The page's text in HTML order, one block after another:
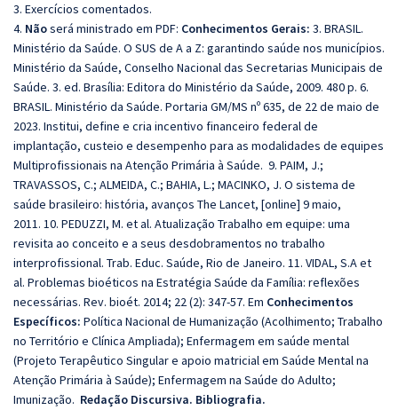
3. Exercícios comentados.
4. Nãoserá ministrado em PDF: Conhecimentos Gerais: 3. BRASIL.
Ministério da Saúde. O SUS de A a Z: garantindo saúde nos municípios.
Ministério da Saúde, Conselho Nacional das Secretarias Municipais de
Saúde. 3. ed. Brasília: Editora do Ministério da Saúde, 2009. 480 p. 6.
BRASIL. Ministério da Saúde. Portaria GM/MS nº 635, de 22 de maio de
2023. Institui, define e cria incentivo financeiro federal de
implantação, custeio e desempenho para as modalidades de equipes
Multiprofissionais na Atenção Primária à Saúde. 9. PAIM, J.;
TRAVASSOS, C.; ALMEIDA, C.; BAHIA, L.; MACINKO, J. O sistema de
saúde brasileiro: história, avanços The Lancet, [online] 9 maio,
2011. 10. PEDUZZI, M. et al. Atualização Trabalho em equipe: uma
revisita ao conceito e a seus desdobramentos no trabalho
interprofissional. Trab. Educ. Saúde, Rio de Janeiro. 11. VIDAL, S.A et
al. Problemas bioéticos na Estratégia Saúde da Família: reflexões
necessárias. Rev. bioét. 2014; 22 (2): 347-57. Em Conhecimentos
Específicos: Política Nacional de Humanização (Acolhimento; Trabalho
no Território e Clínica Ampliada); Enfermagem em saúde mental
(Projeto Terapêutico Singular e apoio matricial em Saúde Mental na
Atenção Primária à Saúde); Enfermagem na Saúde do Adulto;
Imunização. Redação Discursiva. Bibliografia.